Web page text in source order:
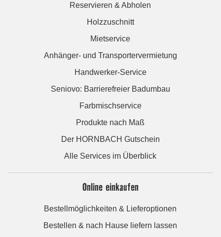
Reservieren & Abholen
Holzzuschnitt
Mietservice
Anhänger- und Transportervermietung
Handwerker-Service
Seniovo: Barrierefreier Badumbau
Farbmischservice
Produkte nach Maß
Der HORNBACH Gutschein
Alle Services im Überblick
Online einkaufen
Bestellmöglichkeiten & Lieferoptionen
Bestellen & nach Hause liefern lassen